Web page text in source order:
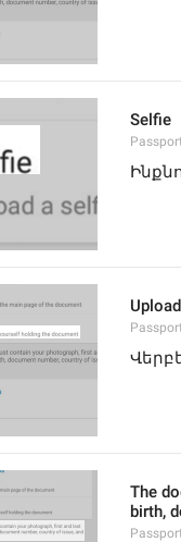
Selfie
The
birth,